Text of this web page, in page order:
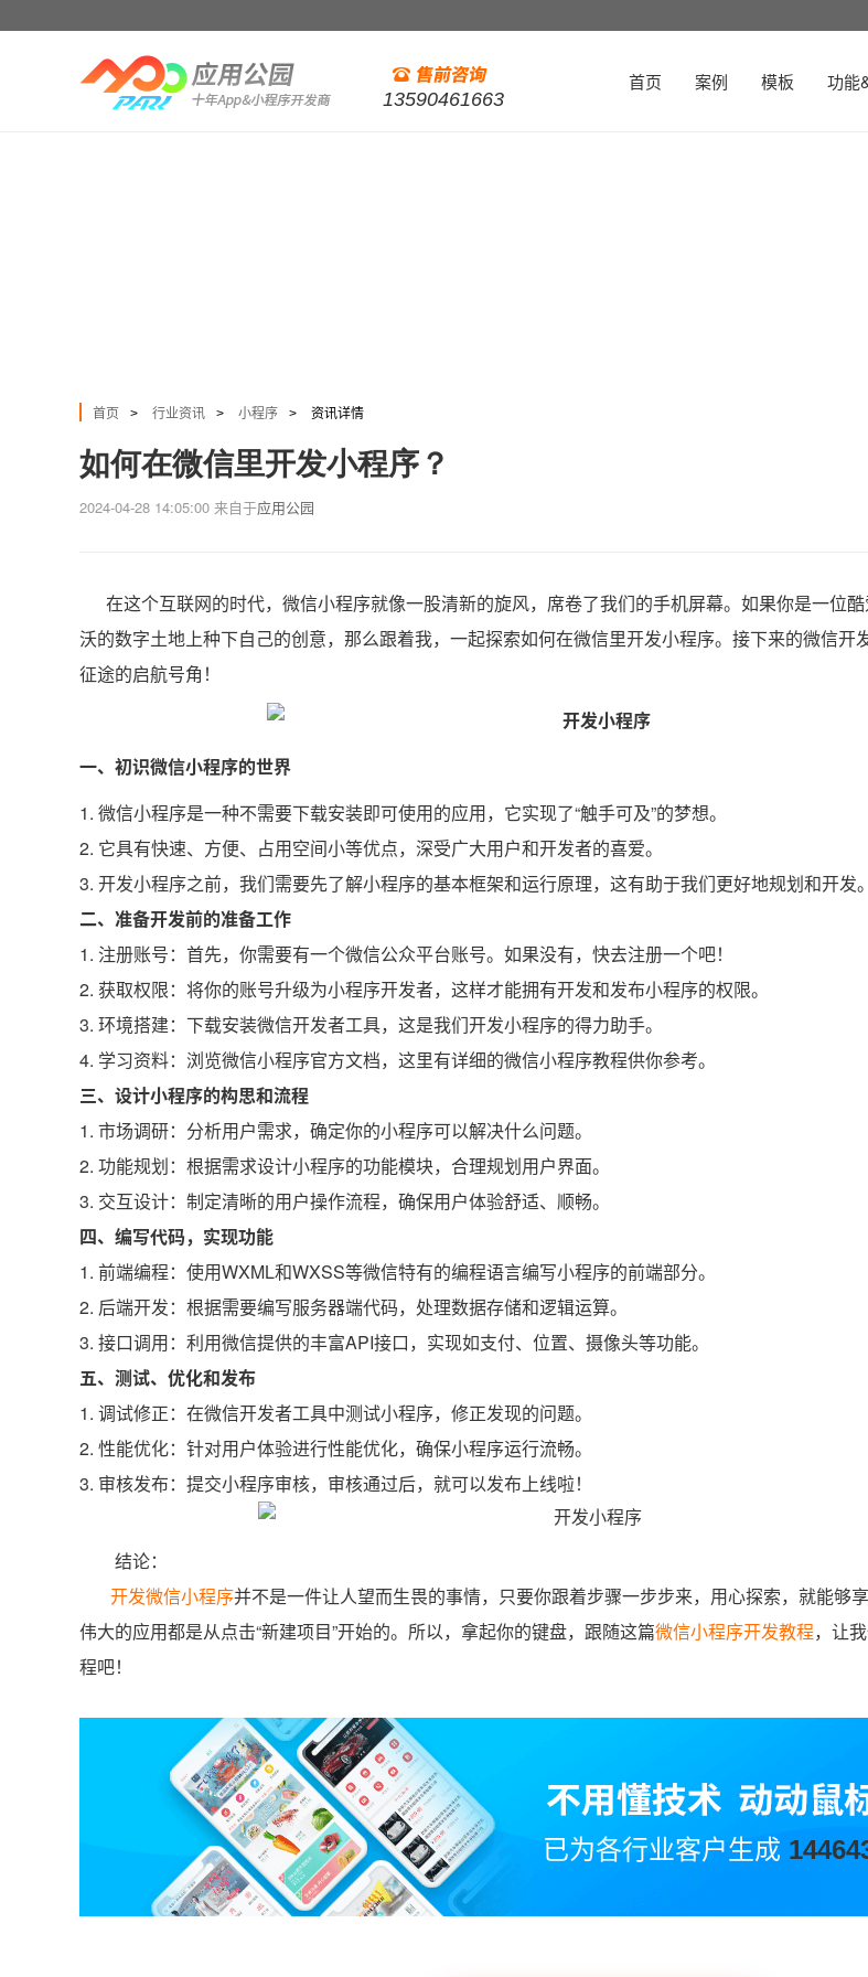
13590461663
首页 案例 模板 功能
首页 > 行业资讯 > 小程序 > 资讯详情
如何在微信里开发小程序？
2024-04-28 14:05:00 来自于应用公园
在这个互联网的时代，微信小程序就像一股清新的旋风，席卷了我们的手机屏幕。如果你是一位
沃的数字土地上种下自己的创意，那么跟着我，一起探索如何在微信里开发小程序。接下来的微信开
征途的启航号角！
一、初识微信小程序的世界
1. 微信小程序是一种不需要下载安装即可使用的应用，它实现了“触手可及”的梦想。
2. 它具有快速、方便、占用空间小等优点，深受广大用户和开发者的喜爱。
3. 开发小程序之前，我们需要先了解小程序的基本框架和运行原理，这有助于我们更好地规划和开发。
二、准备开发前的准备工作
1. 注册账号：首先，你需要有一个微信公众平台账号。如果没有，快去注册一个吧！
2. 获取权限：将你的账号升级为小程序开发者，这样才能拥有开发和发布小程序的权限。
3. 环境搭建：下载安装微信开发者工具，这是我们开发小程序的得力助手。
4. 学习资料：浏览微信小程序官方文档，这里有详细的微信小程序教程供你参考。
三、设计小程序的构思和流程
1. 市场调研：分析用户需求，确定你的小程序可以解决什么问题。
2. 功能规划：根据需求设计小程序的功能模块，合理规划用户界面。
3. 交互设计：制定清晰的用户操作流程，确保用户体验舒适、顺畅。
四、编写代码，实现功能
1. 前端编程：使用WXML和WXSS等微信特有的编程语言编写小程序的前端部分。
2. 后端开发：根据需要编写服务器端代码，处理数据存储和逻辑运算。
3. 接口调用：利用微信提供的丰富API接口，实现如支付、位置、摄像头等功能。
五、测试、优化和发布
1. 调试修正：在微信开发者工具中测试小程序，修正发现的问题。
2. 性能优化：针对用户体验进行性能优化，确保小程序运行流畅。
3. 审核发布：提交小程序审核，审核通过后，就可以发布上线啦！
结论：
开发微信小程序并不是一件让人望而生畏的事情，只要你跟着步骤一步步来，用心探索，就能够
伟大的应用都是从点击“新建项目”开始的。所以，拿起你的键盘，跟随这篇微信小程序开发教程，让
程吧！
已为各行业客户生成